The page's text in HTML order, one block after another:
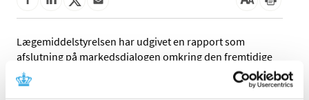
Lægemiddelstyrelsen har udgivet en rapport som
afslutning på markedsdialogen omkring den fremtidige
modernisering af Lægemiddelstyrelsens
lægemiddelregister (KAT).